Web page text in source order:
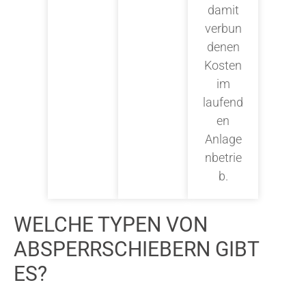
damit
verbun
denen
Kosten
im
laufend
en
Anlage
nbetrie
b.
WELCHE TYPEN VON
ABSPERRSCHIEBERN GIBT
ES?